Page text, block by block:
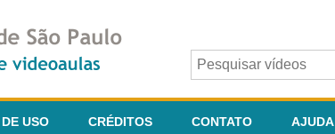
USO CRÉDITOS CONTATO AJUDA